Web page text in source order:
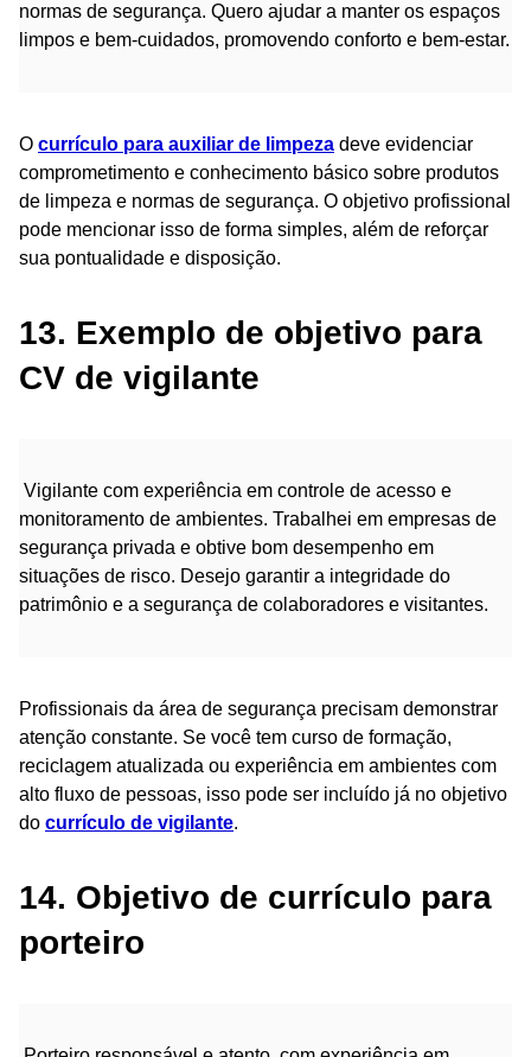
normas de segurança. Quero ajudar a manter os espaços
limpos e bem-cuidados, promovendo conforto e bem-estar.
O currículo para auxiliar de limpeza deve evidenciar
comprometimento e conhecimento básico sobre produtos
de limpeza e normas de segurança. O objetivo profissional
pode mencionar isso de forma simples, além de reforçar
sua pontualidade e disposição.
13. Exemplo de objetivo para
CV de vigilante
Vigilante com experiência em controle de acesso e
monitoramento de ambientes. Trabalhei em empresas de
segurança privada e obtive bom desempenho em
situações de risco. Desejo garantir a integridade do
patrimônio e a segurança de colaboradores e visitantes.
Profissionais da área de segurança precisam demonstrar
atenção constante. Se você tem curso de formação,
reciclagem atualizada ou experiência em ambientes com
alto fluxo de pessoas, isso pode ser incluído já no objetivo
do currículo de vigilante.
14. Objetivo de currículo para
porteiro